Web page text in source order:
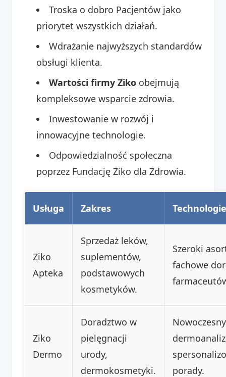
Troska o dobro Pacjentów jako
priorytet wszystkich działań.
Wdrażanie najwyższych standardów
obsługi klienta.
Wartości firmy Ziko obejmują
kompleksowe wsparcie zdrowia.
Inwestowanie w rozwój i
innowacyjne technologie.
Odpowiedzialność społeczna
poprzez Fundację Ziko dla Zdrowia.
Usługa Zakres
Ziko
Apteka
Sprzedaż leków,
suplementów,
podstawowych
kosmetyków.
Szeroki
fachowe
Ziko
Dermo
Doradztwo w
pielęgnacji
urody,
dermokosmetyki.
Nowoczesny
porady.